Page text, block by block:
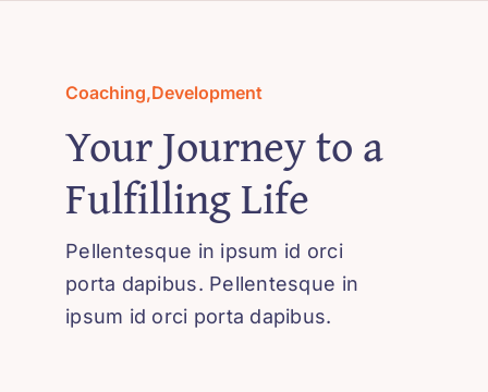
Coaching,Development
Your Journey to a
Fulfilling Life
Pellentesque in ipsum id orci
porta dapibus. Pellentesque in
ipsum id orci porta dapibus.